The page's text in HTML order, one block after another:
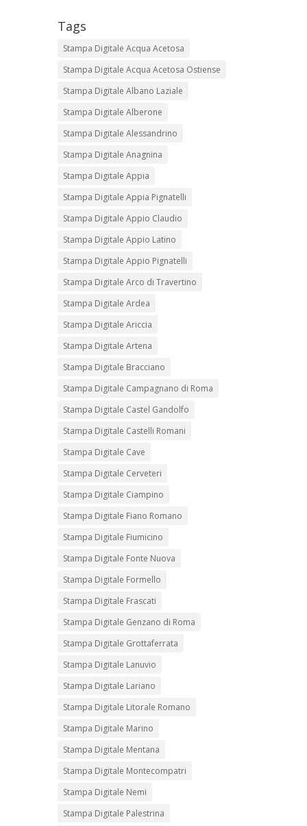
Tags
Stampa Digitale Acqua Acetosa
Stampa Digitale Acqua Acetosa Ostiense
Stampa Digitale Albano Laziale
Stampa Digitale Alberone
Stampa Digitale Alessandrino
Stampa Digitale Anagnina
Stampa Digitale Appia
Stampa Digitale Appia Pignatelli
Stampa Digitale Appio Claudio
Stampa Digitale Appio Latino
Stampa Digitale Appio Pignatelli
Stampa Digitale Arco di Travertino
Stampa Digitale Ardea
Stampa Digitale Ariccia
Stampa Digitale Artena
Stampa Digitale Bracciano
Stampa Digitale Campagnano di Roma
Stampa Digitale Castel Gandolfo
Stampa Digitale Castelli Romani
Stampa Digitale Cave
Stampa Digitale Cerveteri
Stampa Digitale Ciampino
Stampa Digitale Fiano Romano
Stampa Digitale Fiumicino
Stampa Digitale Fonte Nuova
Stampa Digitale Formello
Stampa Digitale Frascati
Stampa Digitale Genzano di Roma
Stampa Digitale Grottaferrata
Stampa Digitale Lanuvio
Stampa Digitale Lariano
Stampa Digitale Litorale Romano
Stampa Digitale Marino
Stampa Digitale Mentana
Stampa Digitale Montecompatri
Stampa Digitale Nemi
Stampa Digitale Palestrina